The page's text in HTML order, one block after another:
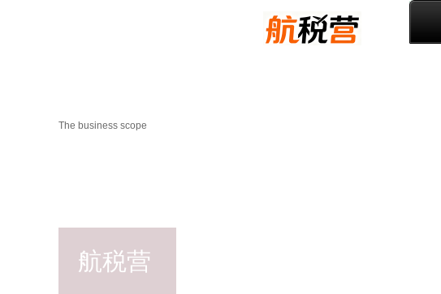
The business scope
航税营